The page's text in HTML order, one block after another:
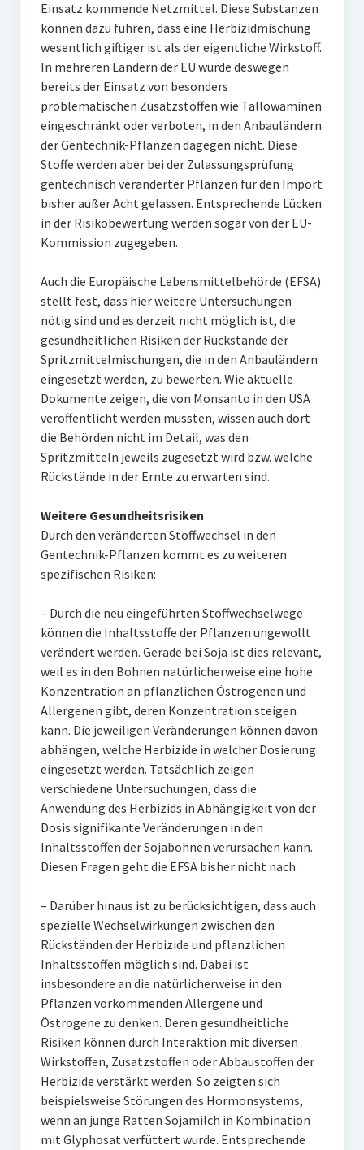
Einsatz kommende Netzmittel. Diese Substanzen
können dazu führen, dass eine Herbizidmischung
wesentlich giftiger ist als der eigentliche Wirkstoff.
In mehreren Ländern der EU wurde deswegen
bereits der Einsatz von besonders
problematischen Zusatzstoffen wie Tallowaminen
eingeschränkt oder verboten, in den Anbauländern
der Gentechnik-Pflanzen dagegen nicht. Diese
Stoffe werden aber bei der Zulassungsprüfung
gentechnisch veränderter Pflanzen für den Import
bisher außer Acht gelassen. Entsprechende Lücken
in der Risikobewertung werden sogar von der EU-
Kommission zugegeben.
Auch die Europäische Lebensmittelbehörde (EFSA)
stellt fest, dass hier weitere Untersuchungen
nötig sind und es derzeit nicht möglich ist, die
gesundheitlichen Risiken der Rückstände der
Spritzmittelmischungen, die in den Anbauländern
eingesetzt werden, zu bewerten. Wie aktuelle
Dokumente zeigen, die von Monsanto in den USA
veröffentlicht werden mussten, wissen auch dort
die Behörden nicht im Detail, was den
Spritzmitteln jeweils zugesetzt wird bzw. welche
Rückstände in der Ernte zu erwarten sind.
Weitere Gesundheitsrisiken
Durch den veränderten Stoffwechsel in den
Gentechnik-Pflanzen kommt es zu weiteren
spezifischen Risiken:
– Durch die neu eingeführten Stoffwechselwege
können die Inhaltsstoffe der Pflanzen ungewollt
verändert werden. Gerade bei Soja ist dies relevant,
weil es in den Bohnen natürlicherweise eine hohe
Konzentration an pflanzlichen Östrogenen und
Allergenen gibt, deren Konzentration steigen
kann. Die jeweiligen Veränderungen können davon
abhängen, welche Herbizide in welcher Dosierung
eingesetzt werden. Tatsächlich zeigen
verschiedene Untersuchungen, dass die
Anwendung des Herbizids in Abhängigkeit von der
Dosis signifikante Veränderungen in den
Inhaltsstoffen der Sojabohnen verursachen kann.
Diesen Fragen geht die EFSA bisher nicht nach.
– Darüber hinaus ist zu berücksichtigen, dass auch
spezielle Wechselwirkungen zwischen den
Rückständen der Herbizide und pflanzlichen
Inhaltsstoffen möglich sind. Dabei ist
insbesondere an die natürlicherweise in den
Pflanzen vorkommenden Allergene und
Östrogene zu denken. Deren gesundheitliche
Risiken können durch Interaktion mit diversen
Wirkstoffen, Zusatzstoffen oder Abbaustoffen der
Herbizide verstärkt werden. So zeigten sich
beispielsweise Störungen des Hormonsystems,
wenn an junge Ratten Sojamilch in Kombination
mit Glyphosat verfüttert wurde. Entsprechende